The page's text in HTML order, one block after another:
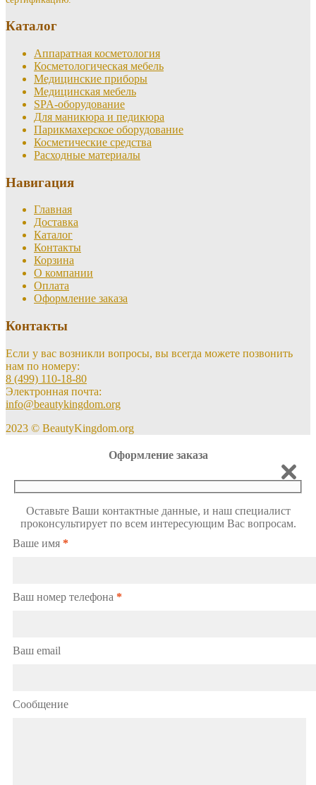
Каталог
Аппаратная косметология
Косметологическая мебель
Медицинские приборы
Медицинская мебель
SPA-оборудование
Для маникюра и педикюра
Парикмахерское оборудование
Косметические средства
Расходные материалы
Навигация
Главная
Доставка
Каталог
Контакты
Корзина
О компании
Оплата
Оформление заказа
Контакты
Если у вас возникли вопросы, вы всегда можете позвонить
нам по номеру:
8 (499) 110-18-80
Электронная почта:
info@beautykingdom.org
2023 © BeautyKingdom.org
Оформление заказа
Оставьте Ваши контактные данные, и наш специалист
проконсультирует по всем интересующим Вас вопросам.
Ваше имя *
Ваш номер телефона *
Ваш email
Сообщение